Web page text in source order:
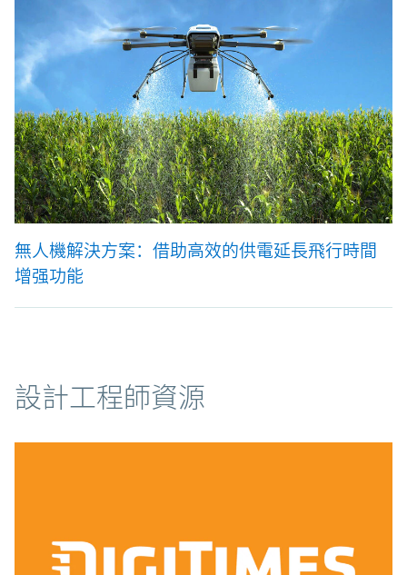
無人機解決方案：借助高效的供電延長飛行時間
增强功能
資源
設計工程師資源